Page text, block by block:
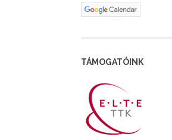
TÁMOGATÓINK